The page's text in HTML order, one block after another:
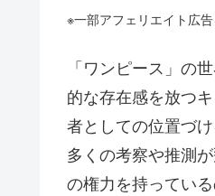
※一部アフェリエイト広
「ワンピース」の
的な存在感を放つ
者としての位置づ
多くの考察や推測
の権力を持ってい